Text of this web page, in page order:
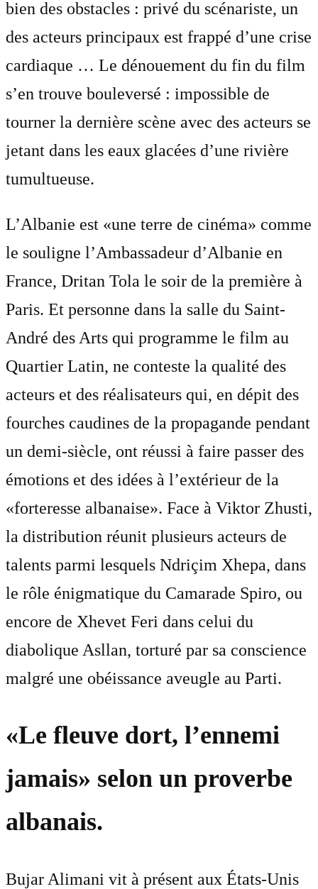
bien des obstacles : privé du scénariste, un
des acteurs principaux est frappé d’une crise
cardiaque … Le dénouement du fin du film
s’en trouve bouleversé : impossible de
tourner la dernière scène avec des acteurs se
jetant dans les eaux glacées d’une rivière
tumultueuse.
L’Albanie est «une terre de cinéma» comme
le souligne l’Ambassadeur d’Albanie en
France, Dritan Tola le soir de la première à
Paris. Et personne dans la salle du Saint-
André des Arts qui programme le film au
Quartier Latin, ne conteste la qualité des
acteurs et des réalisateurs qui, en dépit des
fourches caudines de la propagande pendant
un demi-siècle, ont réussi à faire passer des
émotions et des idées à l’extérieur de la
«forteresse albanaise». Face à Viktor Zhusti,
la distribution réunit plusieurs acteurs de
talents parmi lesquels Ndriçim Xhepa, dans
le rôle énigmatique du Camarade Spiro, ou
encore de Xhevet Feri dans celui du
diabolique Asllan, torturé par sa conscience
malgré une obéissance aveugle au Parti.
«Le fleuve dort, l’ennemi
jamais» selon un proverbe
albanais.
Bujar Alimani vit à présent aux États-Unis